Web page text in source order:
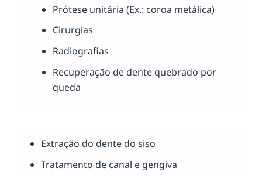
Prótese unitária (Ex.: coroa metálica)
Cirurgias
Radiografias
Recuperação de dente quebrado por
queda
Extração do dente do siso
Tratamento de canal e gengiva